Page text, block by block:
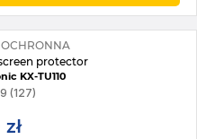
protector
KX-TU110
(127)